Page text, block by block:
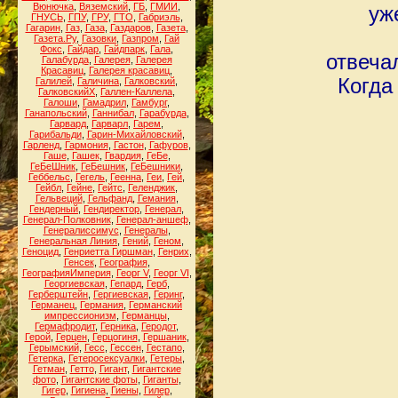
Вюнючка Вяземский ГБ ГМИИ
ГНУСЬ, ГПУ, ГРУ, ГТО Габриэль,
Гагарин, Газ, Газа, Газдаров, Газета,
Газета.Ру, Газовки Газпром
Гай
Фокс
Гайдар Гайдпарк Гала
Галабурда, Галерея, Галерея
Красавиц Галерея красавиц
Галилей Галичина Галковский
ГалковскийХ Галлен-Каллела
Галоши Гамадрил Гамбург,
Ганапольский, Ганнибал, Гарабурда,
Гарвард Гарварл Гарем
Гарибальди, Гарин-Михайловский,
Гарленд, Гармония, Гастон, Гафуров,
Гаше, Гашек, Гвардия, ГеБе,
ГеБеШник ГеБешник ГеБешники
Геббельс
Гегель Геенна Геи Гей
Гейбл Гейне Гейтс Геленджик
Гельвеций, Гельфанд, Гемания,
Гендерный Гендиректор Генерал
Генерал-Полковник, Генерал-аншеф,
Генералиссимус
Генералы,
Генеральная Линия Гений Геном
Геноцид, Генриетта Гиршман, Генрих
Генсек, География,
ГеографияИмперия, Георг V, Георг VI
Георгиевская, Гепард, Герб,
Герберштейн Гергиевская Геринг,
Германец Германия Германский
импрессионизм
Германцы,
Гермафродит, Герника Геродот,
Герой, Герцен, Герцогиня, Гершаник,
Герымский, Гесс Гессен, Гестапо,
Гетерка Гетеросексуалки Гетеры
Гетман, Гетто, Гигант, Гигантские
фото, Гигантские фоты, Гиганты,
Гигер, Гигиена, Гиены, Гилер,